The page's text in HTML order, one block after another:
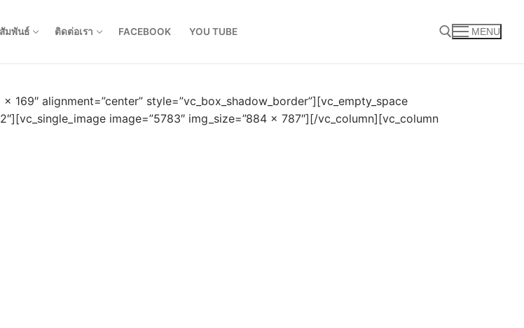
มพันธ์ ติดต่อเรา FACEBOOK YOU TUBE MENU
alignment=”center” style=”vc_box_shadow_border”][vc_empty_space
image=”5783″ img_size=”884 × 787″][/vc_column][vc_column